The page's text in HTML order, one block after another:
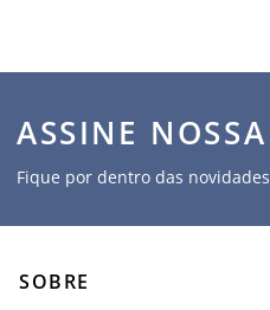
ASSINE
Fique por dentro das
SOBRE